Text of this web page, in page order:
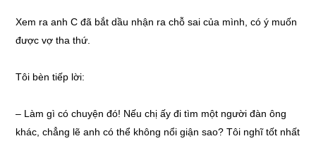
Xem ra anh C đã bắt dầu nhận ra chỗ sai của mình, có ý muốn
được vợ tha thứ.
Tôi bèn tiếp lời:
– Làm gì có chuyện đó! Nếu chị ấy đi tìm một người đàn ông
khác, chẳng lẽ anh có thể không nổi giận sao? Tôi nghĩ tốt nhất